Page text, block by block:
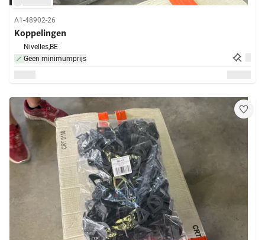
A1-48902-26
Koppelingen
Nivelles,BE
Geen minimumprijs